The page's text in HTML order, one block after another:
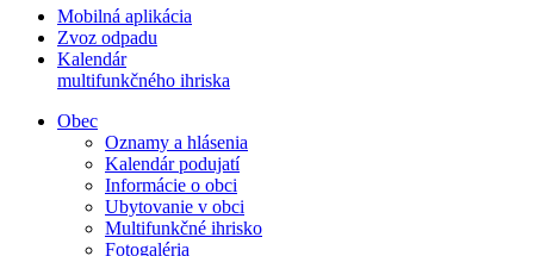
Mobilná aplikácia
Zvoz odpadu
Kalendár
multifunkčného ihriska
Obec
Oznamy a hlásenia
Kalendár podujatí
Informácie o obci
Ubytovanie v obci
Multifunkčné ihrisko
Fotogaléria